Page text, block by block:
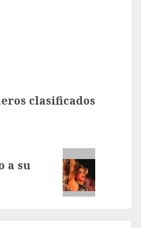
clasificados
a su